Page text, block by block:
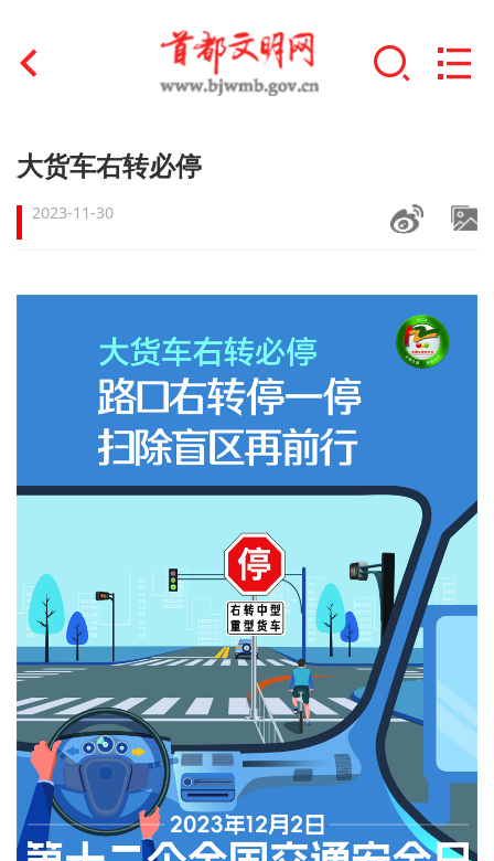
首页
文明创建
+
+
未成年人思想道德建设
榜样人物
身边好人
北京宣传文化引导基金
宣传思想文化人才
专题
资料库
+
大货车右转必停
2023-11-30